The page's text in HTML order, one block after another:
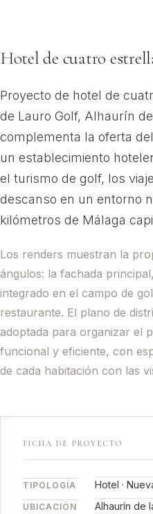
Hotel de cuatro
Proyecto de hotel de
de Lauro Golf, Alhaurín
complementa la oferta
un establecimiento
el turismo de golf, los
descanso en un entorno
kilómetros de Málaga
Los renders muestran la
ángulos: la fachada
integrado en el campo de
restaurante. El plano de
adoptada para organizar el
funcional y eficiente, con
de cada habitación con las
FICHA DE PROYECTO
TIPOLOGÍA Hotel ·
UBICACIÓN Alhaurín de